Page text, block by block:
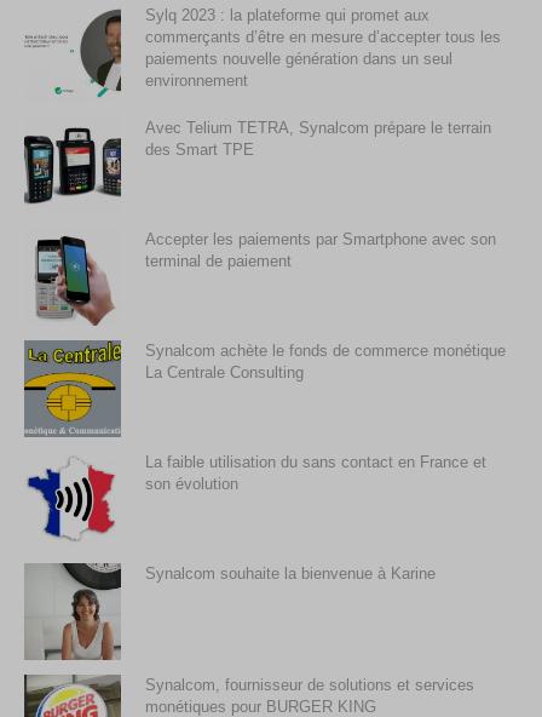
Sylq 2023 : la plateforme qui promet aux
commerçants d’être en mesure d’accepter tous les
paiements nouvelle génération dans un seul
environnement
Avec Telium TETRA, Synalcom prépare le terrain
des Smart TPE
Accepter les paiements par Smartphone avec son
terminal de paiement
Synalcom achète le fonds de commerce monétique
La Centrale Consulting
La faible utilisation du sans contact en France et
son évolution
Synalcom souhaite la bienvenue à Karine
Synalcom, fournisseur de solutions et services
monétiques pour BURGER KING